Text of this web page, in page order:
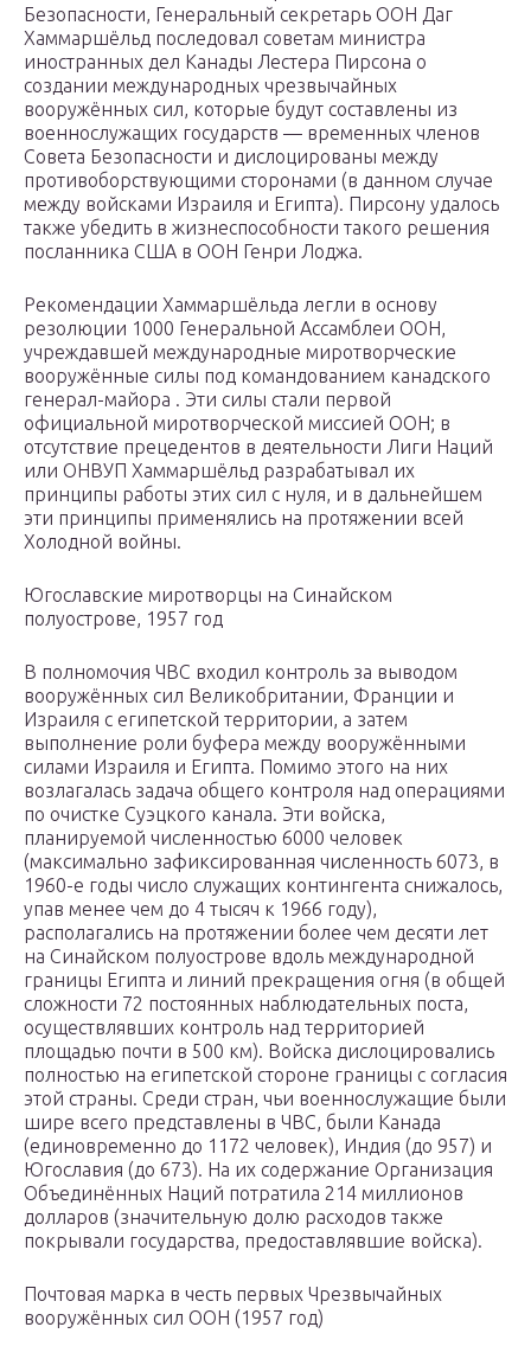
Безопасности, Генеральный секретарь ООН Даг
Хаммаршёльд последовал советам министра
иностранных дел Канады Лестера Пирсона о
создании международных чрезвычайных
вооружённых сил, которые будут составлены из
военнослужащих государств — временных членов
Совета Безопасности и дислоцированы между
противоборствующими сторонами (в данном случае
между войсками Израиля и Египта). Пирсону удалось
также убедить в жизнеспособности такого решения
посланника США в ООН Генри Лоджа.
Рекомендации Хаммаршёльда легли в основу
резолюции 1000 Генеральной Ассамблеи ООН,
учреждавшей международные миротворческие
вооружённые силы под командованием канадского
генерал-майора . Эти силы стали первой
официальной миротворческой миссией ООН; в
отсутствие прецедентов в деятельности Лиги Наций
или ОНВУП Хаммаршёльд разрабатывал их
принципы работы этих сил с нуля, и в дальнейшем
эти принципы применялись на протяжении всей
Холодной войны.
Югославские миротворцы на Синайском
полуострове, 1957 год
В полномочия ЧВС входил контроль за выводом
вооружённых сил Великобритании, Франции и
Израиля с египетской территории, а затем
выполнение роли буфера между вооружёнными
силами Израиля и Египта. Помимо этого на них
возлагалась задача общего контроля над операциями
по очистке Суэцкого канала. Эти войска,
планируемой численностью 6000 человек
(максимально зафиксированная численность 6073, в
1960-е годы число служащих контингента снижалось,
упав менее чем до 4 тысяч к 1966 году),
располагались на протяжении более чем десяти лет
на Синайском полуострове вдоль международной
границы Египта и линий прекращения огня (в общей
сложности 72 постоянных наблюдательных поста,
осуществлявших контроль над территорией
площадью почти в 500 км). Войска дислоцировались
полностью на египетской стороне границы с согласия
этой страны. Среди стран, чьи военнослужащие были
шире всего представлены в ЧВС, были Канада
(единовременно до 1172 человек), Индия (до 957) и
Югославия (до 673). На их содержание Организация
Объединённых Наций потратила 214 миллионов
долларов (значительную долю расходов также
покрывали государства, предоставлявшие войска).
Почтовая марка в честь первых Чрезвычайных
вооружённых сил ООН (1957 год)